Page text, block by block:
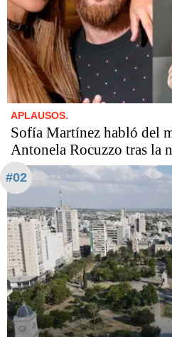
APLAUSOS.
Sofía Martínez habló del
Antonela Rocuzzo tras la
#02